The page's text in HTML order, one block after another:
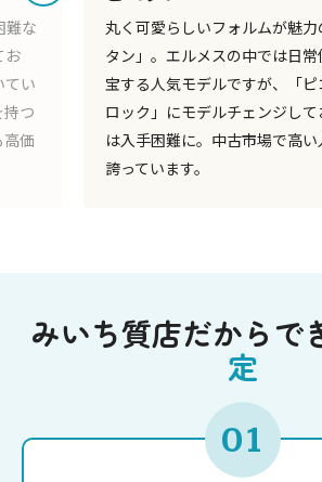
ピコ
に重
タン
新品
を
バーキンやケリーに比べて手
トートバッグ「エブリン」。
イズに豊富なバリエーション
す。幅広い年齢層からの人気
要に対して供給が間に合わず
バッグになっています。
みいち質店だからで
定
01